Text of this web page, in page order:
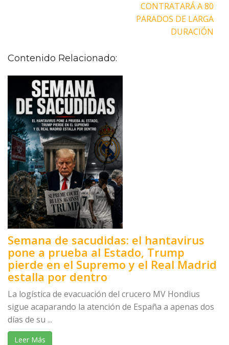
CONTRATARÁ A 80
PARADOS DE LARGA
DURACIÓN
Contenido Relacionado:
Semana de sacudidas: el hantavirus
pone a prueba al Estado, Trump
pierde en el Supremo y el Real Madrid
estalla por dentro
La logística de evacuación del crucero MV Hondius
sigue acaparando la atención de España a apenas dos
días de su ...
Leer Más